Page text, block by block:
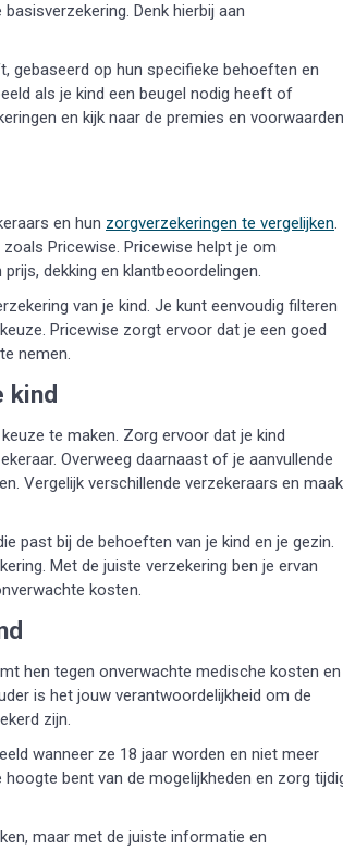
Denk hierbij aan
gebaseerd op hun specifieke behoeften en
als je kind een beugel nodig heeft of
en kijk naar de premies en voorwaarden
en hun zorgverzekeringen te vergelijken.
Pricewise. Pricewise helpt je om
dekking en klantbeoordelingen.
van je kind. Je kunt eenvoudig filteren
Pricewise zorgt ervoor dat je een goed
nemen.
kind
te maken. Zorg ervoor dat je kind
Overweeg daarnaast of je aanvullende
Vergelijk verschillende verzekeraars en maak
past bij de behoeften van je kind en je gezin.
Met de juiste verzekering ben je ervan
kosten.
hen tegen onverwachte medische kosten en
is het jouw verantwoordelijkheid om de
zijn.
wanneer ze 18 jaar worden en niet meer
bent van de mogelijkheden en zorg
maar met de juiste informatie en